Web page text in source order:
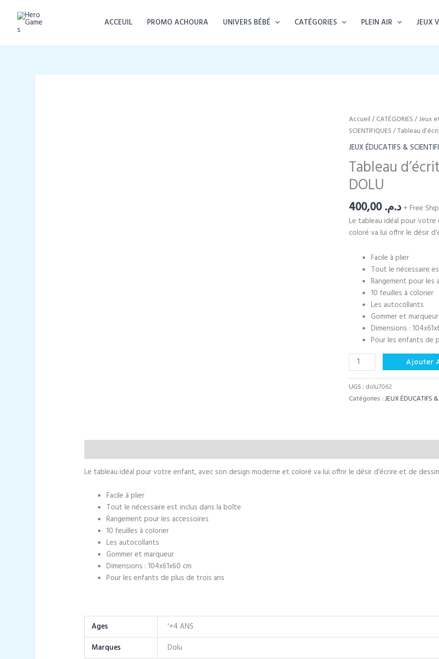
contenu
ACCEUIL PROMO ACHOURA UNIVERS BÉBÉ CATÉGORIES PLEIN AIR JEUX
Accueil/CATÉGORIES/Jeux
SCIENTIFIQUES/ Tableau
JEUX ÉDUCATIFS &
Tableau
DOLU
د.م.400,00
+ Free
Le tableau idéal pour
coloré va lui offrir le désir
Facile à plier
Tout le nécessaire
Rangement pour les
10 feuilles à colorier
Les autocollants
Gommer et marqueur
Dimensions :
Pour les enfants de
quantité
de
Tableau
d'écriture
-
Ajouter
UGS : dolu7062
Catégories :JEUX ÉDUCATIFS
Le tableau idéal pour votre enfant, avec son design moderne et coloré va lui offrir le désir d’écrire et de
Facile à plier
Tout le nécessaire est inclus dans la boîte
Rangement pour les accessoires
10 feuilles à colorier
Les autocollants
Gommer et marqueur
Dimensions : 104x61x60 cm
Pour les enfants de plus de trois ans
Ages
'+4 ANS
Marques
Dolu